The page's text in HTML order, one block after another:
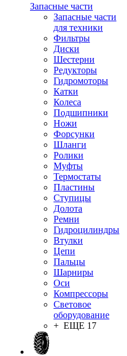
Запасные части
Запасные части
для техники
Фильтры
Диски
Шестерни
Редукторы
Гидромоторы
Катки
Колеса
Подшипники
Ножи
Форсунки
Шланги
Ролики
Муфты
Термостаты
Пластины
Ступицы
Долота
Ремни
Гидроцилиндры
Втулки
Цепи
Пальцы
Шарниры
Оси
Компрессоры
Световое
оборудование
+ ЕЩЕ 17